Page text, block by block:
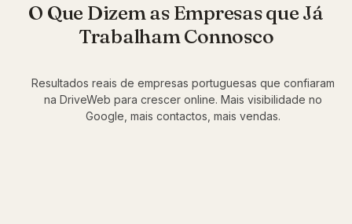
O Que Dizem as Empresas que Já
Trabalham Connosco
Resultados reais de empresas portuguesas que confiaram
na DriveWeb para crescer online. Mais visibilidade no
Google, mais contactos, mais vendas.